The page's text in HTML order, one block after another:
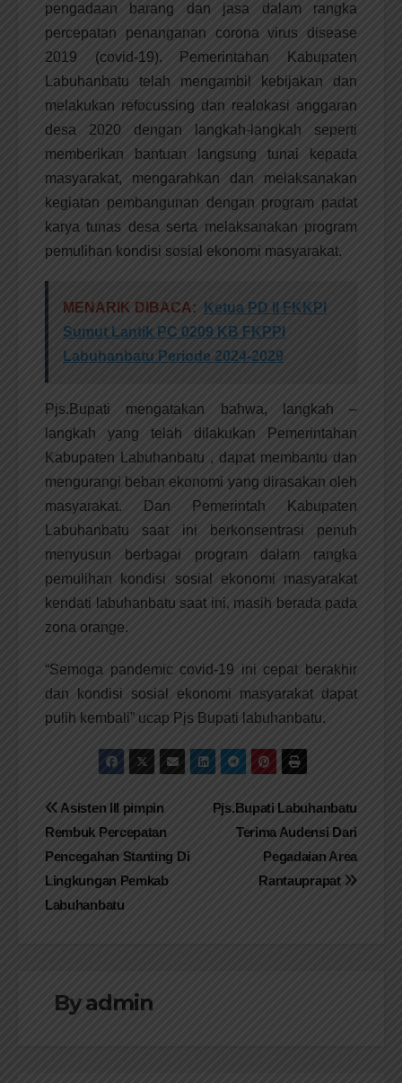
pengadaan barang dan jasa dalam rangka
percepatan penanganan corona virus disease
2019 (covid-19). Pemerintahan Kabupaten
Labuhanbatu telah mengambil kebijakan dan
melakukan refocussing dan realokasi anggaran
desa 2020 dengan langkah-langkah seperti
memberikan bantuan langsung tunai kepada
masyarakat, mengarahkan dan melaksanakan
kegiatan pembangunan dengan program padat
karya tunas desa serta melaksanakan program
pemulihan kondisi sosial ekonomi masyarakat.
MENARIK DIBACA:
Ketua PD II FKKPI
Sumut Lantik PC 0209 KB FKPPI
Labuhanbatu Periode 2024-2029
Pjs.Bupati mengatakan bahwa, langkah –
langkah yang telah dilakukan Pemerintahan
Kabupaten Labuhanbatu , dapat membantu dan
mengurangi beban ekonomi yang dirasakan oleh
masyarakat. Dan Pemerintah Kabupaten
Labuhanbatu saat ini berkonsentrasi penuh
menyusun berbagai program dalam rangka
pemulihan kondisi sosial ekonomi masyarakat
kendati labuhanbatu saat ini, masih berada pada
zona orange.
“Semoga pandemic covid-19 ini cepat berakhir
dan kondisi sosial ekonomi masyarakat dapat
pulih kembali” ucap Pjs Bupati labuhanbatu.
Navigasi
pos
Pjs.Bupati Labuhanbatu
Terima Audensi Dari
Pegadaian Area
Rantauprapat
Asisten III pimpin
Rembuk Percepatan
Pencegahan Stanting Di
Lingkungan Pemkab
Labuhanbatu
Byadmin